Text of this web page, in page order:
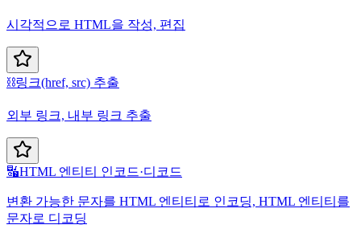
시각적으로 HTML을 작성, 편집
⛓️링크(href, src) 추출
외부 링크, 내부 링크 추출
🔣HTML 엔티티 인코드·디코드
변환 가능한 문자를 HTML 엔티티로 인코딩, HTML 엔티티를
문자로 디코딩